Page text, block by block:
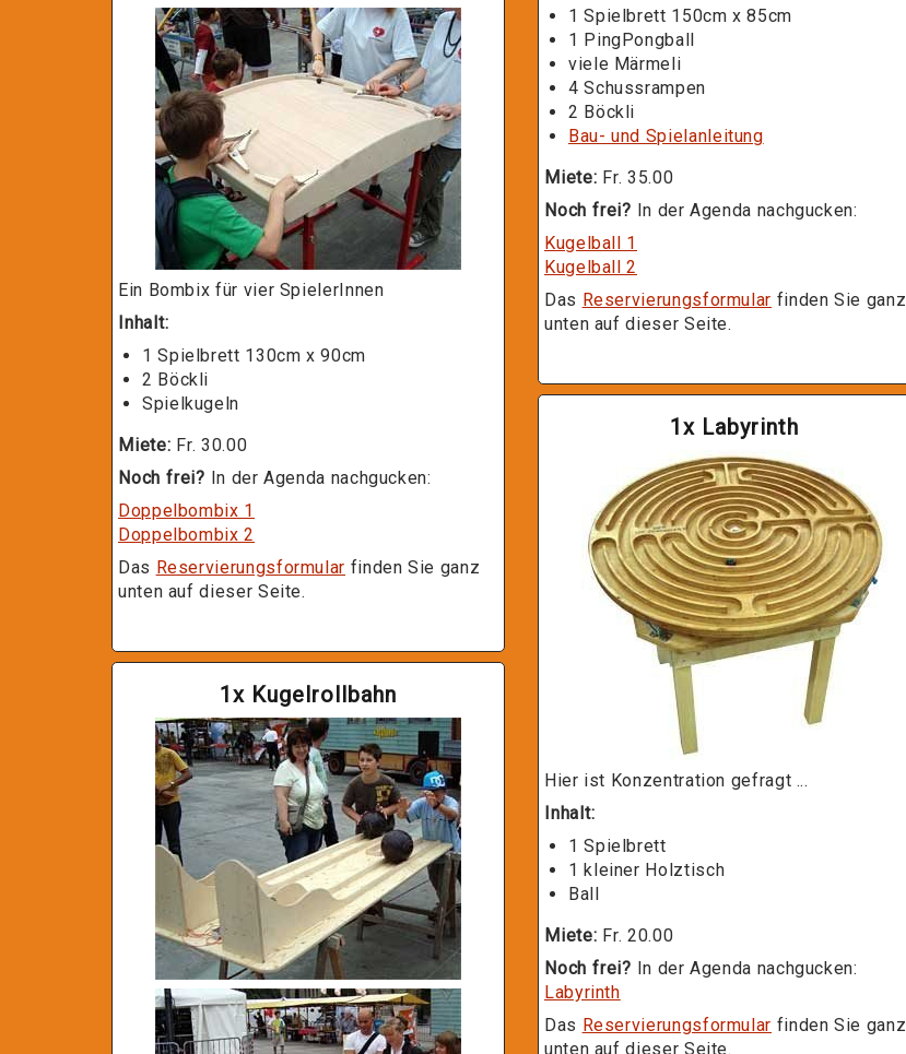
Ein Bombix für vier SpielerInnen
Inhalt:
1 Spielbrett 130cm x 90cm
2 Böckli
Spielkugeln
Miete: Fr. 30.00
Noch frei? In der Agenda nachgucken:
Doppelbombix 1
Doppelbombix 2
Das Reservierungsformular finden Sie ganz
unten auf dieser Seite.
1x Kugelrollbahn
1 Spielbrett 150cm x 85cm
1 PingPongball
viele Märmeli
4 Schussrampen
2 Böckli
Bau- und Spielanleitung
Miete: Fr. 35.00
Noch frei? In der Agenda nachgucken:
Kugelball 1
Kugelball 2
Das Reservierungsformular finden Sie ganz
unten auf dieser Seite.
1x Labyrinth
Hier ist Konzentration gefragt ...
Inhalt:
1 Spielbrett
1 kleiner Holztisch
Ball
Miete: Fr. 20.00
Noch frei? In der Agenda nachgucken:
Labyrinth
Das Reservierungsformular finden Sie ganz
unten auf dieser Seite.